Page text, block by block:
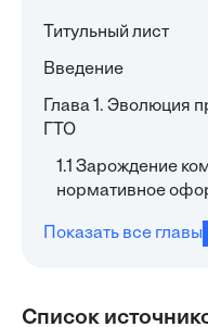
Титульный лист
Введение
Глава 1. Эволюция
ГТО
1.1 Зарождение
нормативное
Показать все главы
Список